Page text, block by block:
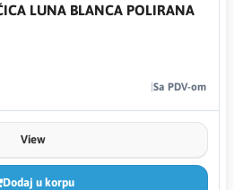
LUNA BLANCA POLIRANA
Sa PDV-om
View
Dodaj u korpu